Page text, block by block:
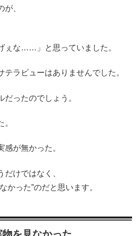
、
ぇな……」と思っていました。
テラビューはありませんでした。
だったのでしょう。
感が無かった。
けではなく、
かった”のだと思います。